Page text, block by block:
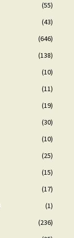
(55)
(43)
(646)
(138)
(10)
(11)
(19)
(30)
(10)
(25)
(15)
(17)
(1)
(236)